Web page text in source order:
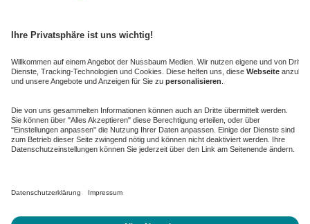
NussbaumID
Nussbaum Medien
de.jobble.org